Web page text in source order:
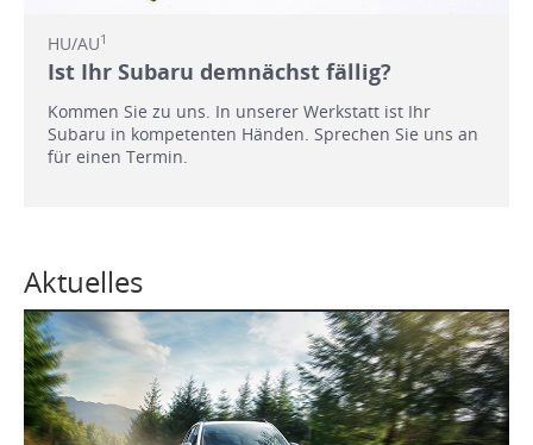
HU/AU1
Ist Ihr Subaru demnächst fällig?
Kommen Sie zu uns. In unserer Werkstatt ist Ihr
Subaru in kompetenten Händen. Sprechen Sie uns an
für einen Termin.
Aktuelles